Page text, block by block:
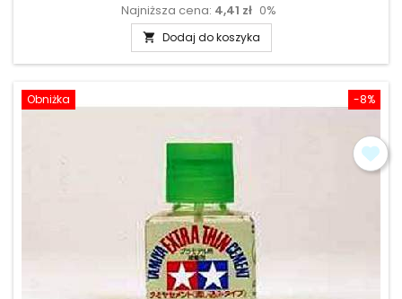
podstawowa
Najniższa cena: 4,41 zł 0%
 Dodaj do koszyka
-8%
Obniżka